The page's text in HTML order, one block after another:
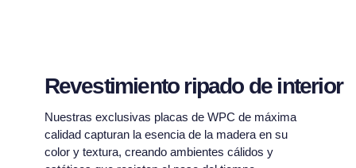
Revestimiento ripado de interior
Nuestras exclusivas placas de WPC de máxima
calidad capturan la esencia de la madera en su
color y textura, creando ambientes cálidos y